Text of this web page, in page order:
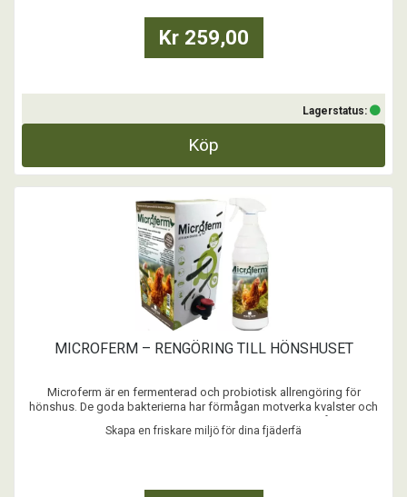
Kr 259,00
Lagerstatus:
Köp
MICROFERM – RENGÖRING TILL HÖNSHUSET
Microferm är en fermenterad och probiotisk allrengöring för
hönshus. De goda bakterierna har förmågan motverka kvalster och
...
Skapa en friskare miljö för dina fjäderfä